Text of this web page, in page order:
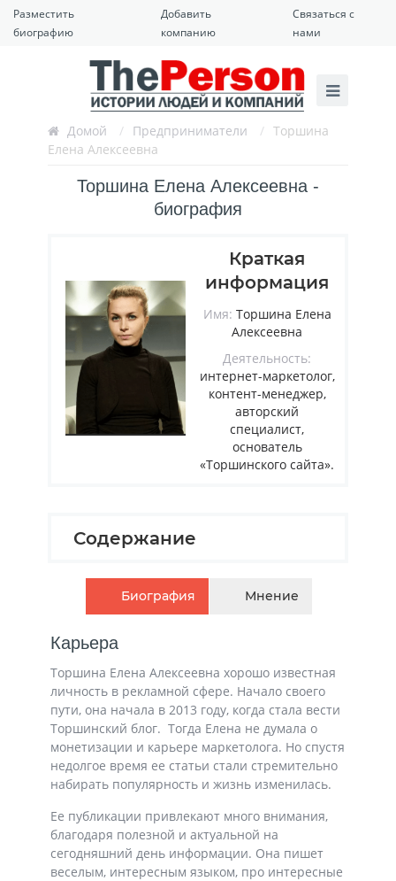
Разместить
биографию
Добавить
компанию
Связаться с
нами
Домой / Предприниматели / Торшина
Елена Алексеевна
Торшина Елена Алексеевна -
биография
Краткая
информация
Имя: Торшина Елена
Алексеевна
Деятельность:
интернет-маркетолог,
контент-менеджер,
авторский
специалист,
основатель
«Торшинского сайта».
Содержание
Биография Мнение
Карьера
Торшина Елена Алексеевна хорошо известная
личность в рекламной сфере. Начало своего
пути, она начала в 2013 году, когда стала вести
Торшинский блог. Тогда Елена не думала о
монетизации и карьере маркетолога. Но спустя
недолгое время ее статьи стали стремительно
набирать популярность и жизнь изменилась.
Ее публикации привлекают много внимания,
благодаря полезной и актуальной на
сегодняшний день информации. Она пишет
веселым, интересным языком, про интересные